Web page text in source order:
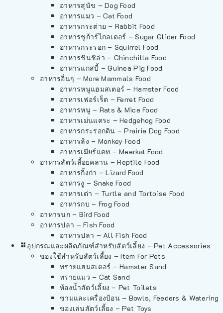
อาหารสุนัข – Dog Food
อาหารแมว – Cat Food
อาหารกระต่าย – Rabbit Food
อาหารชูก้าร์ไกลเดอร์ – Sugar Glider Food
อาหารกระรอก – Squirrel Food
อาหารชินชิล่า – Chinchilla Food
อาหารแกสบี้ – Guinea Pig Food
อาหารอื่นๆ – More Mammals Food
อาหารหนูแฮมสเตอร์ – Hamster Food
อาหารเฟอร์เร็ต – Ferret Food
อาหารหนู – Rats & Mice Food
อาหารเม่นแคระ – Hedgehog Food
อาหารกระรอกดิน – Prairie Dog Food
อาหารลิง – Monkey Food
อาหารเมียร์แคท – Meerkat Food
อาหารสัตว์เลี้อยคลาน – Reptile Food
อาหารกิ้งก่า – Lizard Food
อาหารงู – Snake Food
อาหารเต่า – Turtle and Tortoise Food
อาหารกบ – Frog Food
อาหารนก – Bird Food
อาหารปลา – Fish Food
อาหารปลา – All Fish Food
อุปกรณและผลิตภัณฑ์สำหรับสัตว์เลี้ยง – Pet Accessories
ของใช้สำหรับสัตว์เลี้ยง – Item For Pets
ทรายแฮมสเตอร์ – Hamster Sand
ทรายแมว – Cat Sand
ห้องน้ำสัตว์เลี้ยง – Pet Toilets
ชามและเครื่องป้อน – Bowls, Feeders & Watering
ของเล่นสัตว์เลี้ยง – Pet Toys